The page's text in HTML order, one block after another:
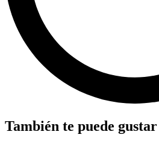
También te puede gustar